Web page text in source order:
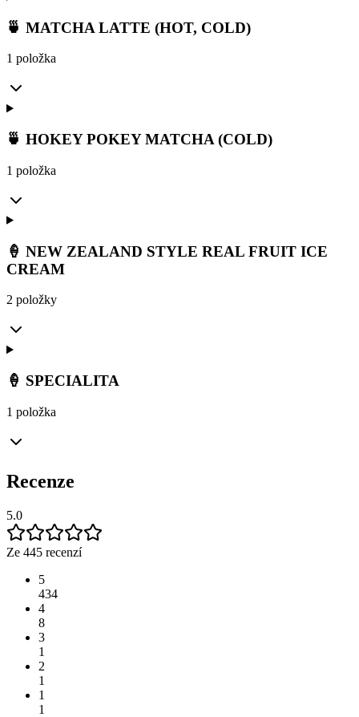
🍵 MATCHA LATTE (HOT, COLD)
1 položka
🍵 HOKEY POKEY MATCHA (COLD)
1 položka
🍦 NEW ZEALAND STYLE REAL FRUIT ICE
CREAM
2 položky
🍦 SPECIALITA
1 položka
Recenze
5.0
Ze 445 recenzí
5
434
4
8
3
1
2
1
1
1